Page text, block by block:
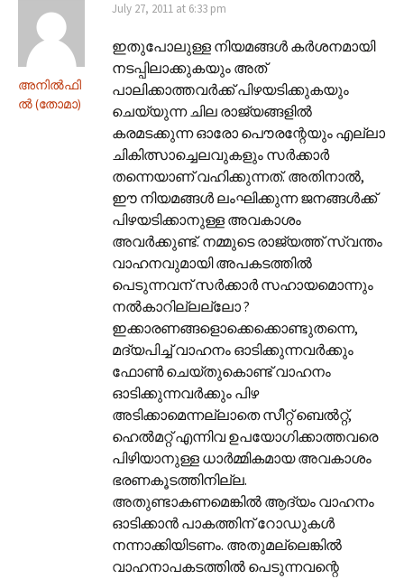
അനില്‍ഫി
ല്‍ (തോമാ)
July 27, 2011 at 6:33 pm
ഇതുപോലുള്ള നിയമങ്ങൾ കർശനമായി
നടപ്പിലാക്കുകയും അത്
പാലിക്കാത്തവർക്ക് പിഴയടിക്കുകയും
ചെയ്യുന്ന ചില രാജ്യങ്ങളിൽ
കരമടക്കുന്ന ഓരോ പൌരന്റേയും എല്ലാ
ചികിത്സാച്ചെലവുകളും സർക്കാർ
തന്നെയാണ് വഹിക്കുന്നത്. അതിനാൽ,
ഈ നിയമങ്ങൾ ലംഘിക്കുന്ന ജനങ്ങൾക്ക്
പിഴയടിക്കാനുള്ള അവകാശം
അവർക്കുണ്ട്. നമ്മുടെ രാജ്യത്ത് സ്വന്തം
വാഹനവുമായി അപകടത്തിൽ
പെടുന്നവന് സർക്കാർ സഹായമൊന്നും
നൽകാറില്ലല്ലോ ?
ഇക്കാരണങ്ങളൊക്കെക്കൊണ്ടുതന്നെ,
മദ്യപിച്ച് വാഹനം ഓടിക്കുന്നവർക്കും
ഫോൺ ചെയ്തുകൊണ്ട് വാഹനം
ഓടിക്കുന്നവർക്കും പിഴ
അടിക്കാമെന്നല്ലാതെ സീറ്റ് ബെൽറ്റ്,
ഹെൽമറ്റ് എന്നിവ ഉപയോഗിക്കാത്തവരെ
പിഴിയാനുള്ള ധാർമ്മികമായ അവകാശം
ഭരണകൂടത്തിനില്ല.
അതുണ്ടാകണമെങ്കിൽ ആദ്യം വാഹനം
ഓടിക്കാൻ പാകത്തിന് റോഡുകൾ
നന്നാക്കിയിടണം. അതുമല്ലെങ്കിൽ
വാഹനാപകടത്തിൽ പെടുന്നവന്റെ